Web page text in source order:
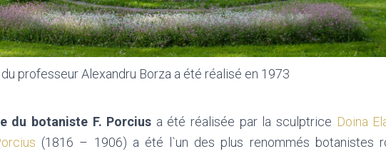
professeur Alexandru Borza a été réalisé en 1973
du botaniste F. Porcius a été réalisée par la sculptrice Doina
(1816 – 1906) a été l`un des plus renommés botanistes